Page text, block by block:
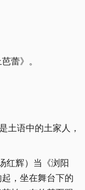
蕾》。
土语中的土家人，
红辉）当《浏阳
，坐在舞台下的